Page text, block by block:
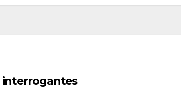
interrogantes